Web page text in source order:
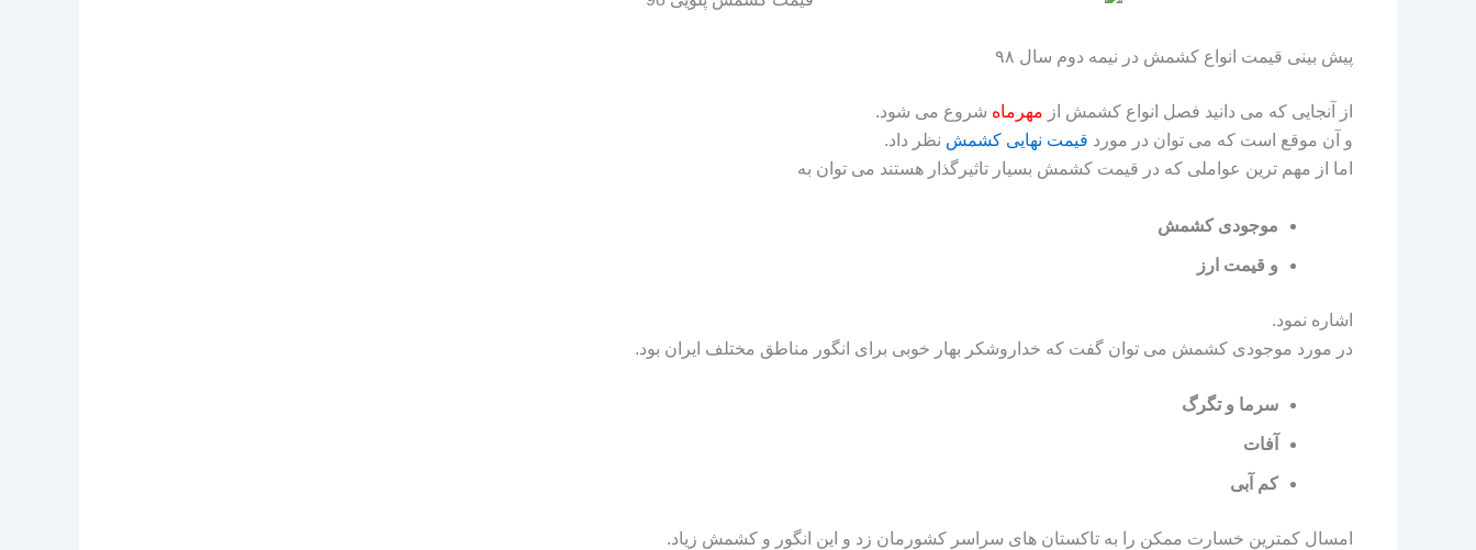
پیش بینی قیمت انواع کشمش در نیمه دوم سال ۹۸
از آنجایی که می دانید فصل انواع کشمش از مهرماه شروع می شود.
و آن موقع است که می توان در مورد قیمت نهایی کشمش نظر داد.
اما از مهم ترین عواملی که در قیمت کشمش بسیار تاثیرگذار هستند می توان به
موجودی کشمش
و قیمت ارز
اشاره نمود.
در مورد موجودی کشمش می توان گفت که خداروشکر بهار خوبی برای انگور مناطق مختلف ایران بود.
سرما و تگرگ
آفات
کم آبی
امسال کمترین خسارت ممکن را به تاکستان های سراسر کشورمان زد و این انگور و کشمش زیاد.